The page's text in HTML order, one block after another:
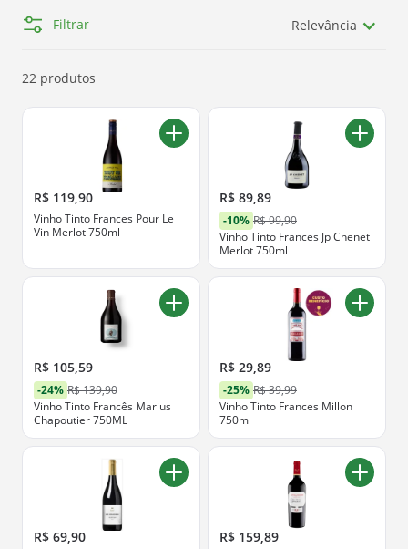
dor de cabeça! Temos aqui a melhor seleção de
produtosPão de Açúcar
. Se você quer comprar os
ofertas abaixo.
Filtrar Relevância
22 produtos
R$ 119,90
Vinho Tinto Frances Pour Le
Vin Merlot 750ml
R$ 89,89
-10% R$ 99,90
Vinho Tinto Frances Jp Chenet
Merlot 750ml
R$ 105,59
-24% R$ 139,90
Vinho Tinto Francês Marius
Chapoutier 750ML
R$ 29,89
-25% R$ 39,99
Vinho Tinto Frances Millon
750ml
R$ 69,90 R$ 159,89